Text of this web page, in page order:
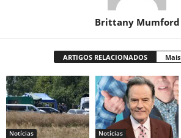
Brittany Mumford
ARTIGOS RELACIONADOS
Notícias Notícias